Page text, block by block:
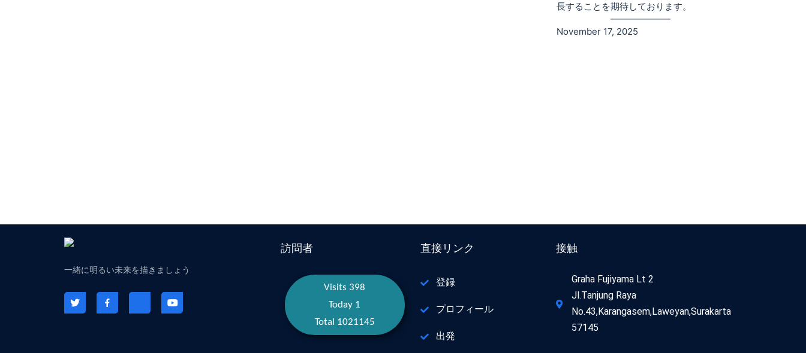
長することを期待しております。
November 17, 2025
一緒に明るい未来を描きましょう
訪問者
Visits 398
Today 1
Total 1021145
直接リンク
登録
プロフィール
出発
接触
Graha Fujiyama Lt 2
Jl.Tanjung Raya
No.43,Karangasem,Laweyan,Surakarta
57145